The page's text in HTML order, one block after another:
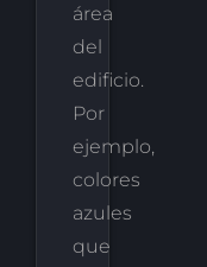
área
del
edificio.
Por
ejemplo,
colores
azules
que